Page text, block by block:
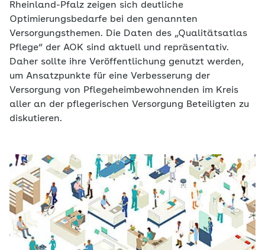
Rheinland-Pfalz zeigen sich deutliche
Optimierungsbedarfe bei den genannten
Versorgungsthemen. Die Daten des „Qualitätsatlas
Pflege“ der AOK sind aktuell und repräsentativ.
Daher sollte ihre Veröffentlichung genutzt werden,
um Ansatzpunkte für eine Verbesserung der
Versorgung von Pflegeheimbewohnenden im Kreis
aller an der pflegerischen Versorgung Beteiligten zu
diskutieren.